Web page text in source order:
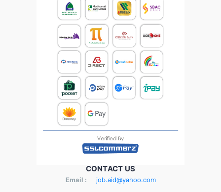
CONTACT US
Email : job.aid@yahoo.com